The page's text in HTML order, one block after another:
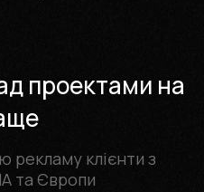
проектами на
рекламу клієнти з
та Європи